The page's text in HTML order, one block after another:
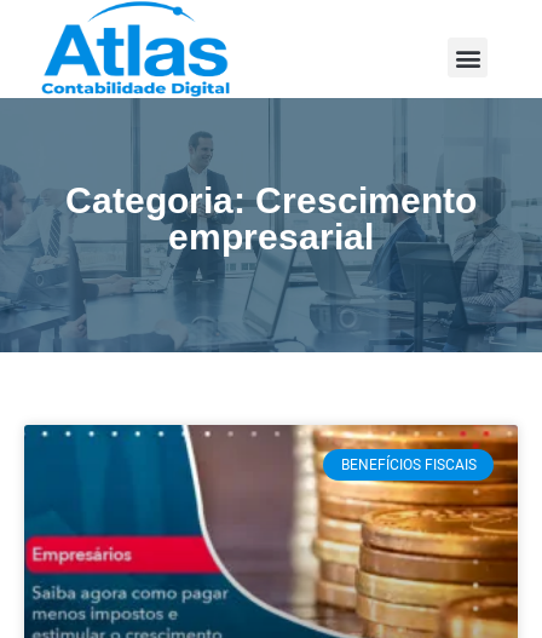
Categoria: Crescimento
empresarial
BENEFÍCIOS FISCAIS